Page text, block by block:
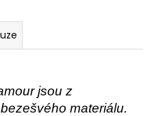
jsou z
materiálu.